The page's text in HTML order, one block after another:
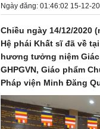
Ngày đăng: 01:46:02 15-12-
Chiều ngày 14/12/2020
Hệ phái Khất sĩ đã về
hương tưởng niệm
GHPGVN, Giáo phẩm
Pháp viện Minh Đăng